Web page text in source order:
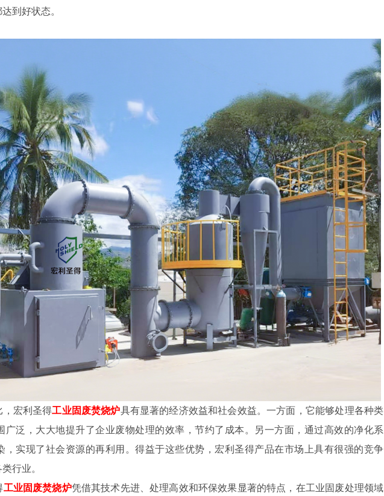
到好状态。
，宏利圣得工业固废焚烧炉具有显著的经济效益和社会效益。一方面，它能够处理各种类
广泛，大大地提升了企业废物处理的效率，节约了成本。另一方面，通过高效的净化系
，实现了社会资源的再利用。得益于这些优势，宏利圣得产品在市场上具有很强的竞争
行业。
工业固废焚烧炉凭借其技术先进、处理高效和环保效果显著的特点，在工业固废处理领域